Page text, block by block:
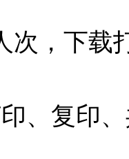
次，下
、复印